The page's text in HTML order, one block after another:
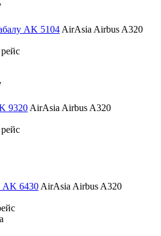
AK 5104 AirAsia Airbus A320
9320 AirAsia Airbus A320
AK 6430 AirAsia Airbus A320